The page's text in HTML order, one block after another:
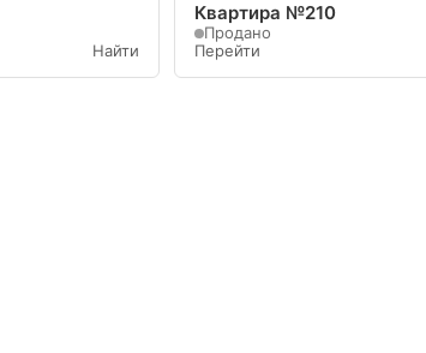
Найти
Квартира №210
Продано
Перейти